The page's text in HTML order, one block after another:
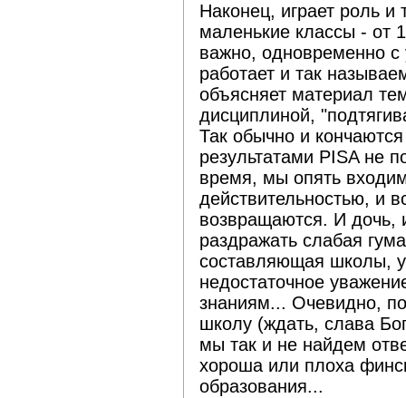
Наконец, играет роль
маленькие классы - от
важно, одновременно с
работает и так
объясняет материал
дисциплиной,
Так обычно и
результатами PISA не
время, мы опять
действительностью, и
возвращаются. И дочь,
раздражать слабая
составляющая школы,
недостаточное
знаниям... Очевидно,
школу (ждать, слава
мы так и не найдем
хороша или плоха
образования...